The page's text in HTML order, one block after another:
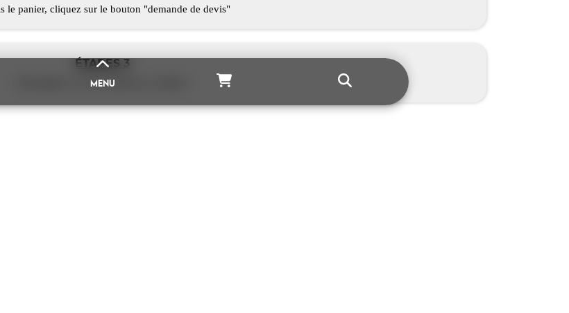
MENU
le panier, cliquez sur le bouton "demande de devis"
ÉTAPES 3
Renseigner vos informations et validez